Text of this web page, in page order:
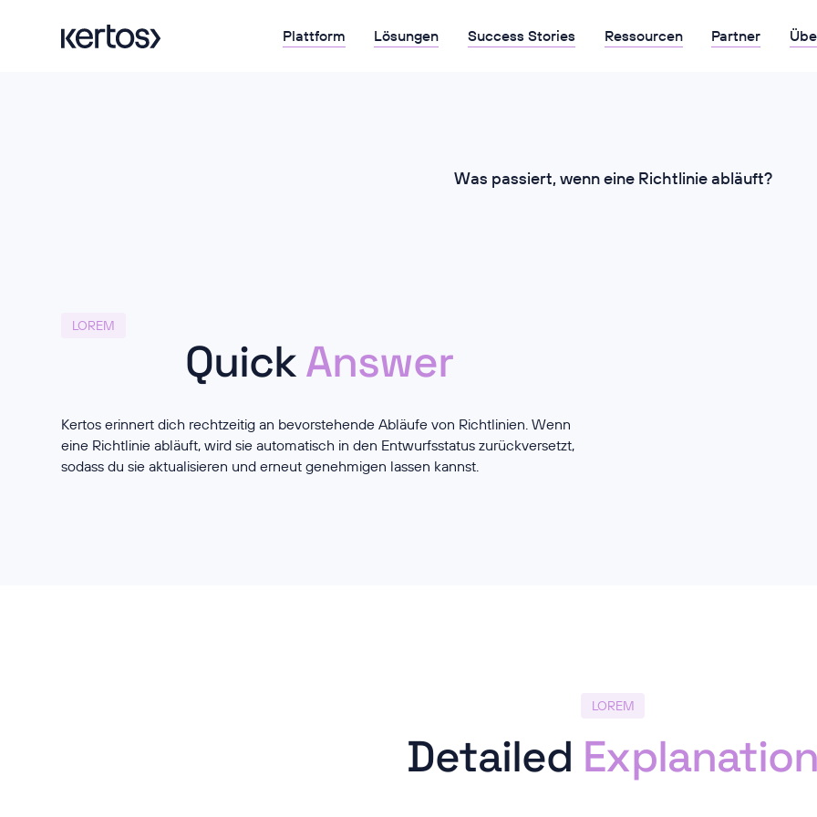
Plattform Lösungen Success Stories Ressourcen Partner
Was passiert, wenn eine Richtlinie abläuft?
LOREM
QuickAnswer
Kertos erinnert dich rechtzeitig an bevorstehende Abläufe von Richtlinien. Wenn
eine Richtlinie abläuft, wird sie automatisch in den Entwurfsstatus zurückversetzt,
sodass du sie aktualisieren und erneut genehmigen lassen kannst.
LOREM
Detailed